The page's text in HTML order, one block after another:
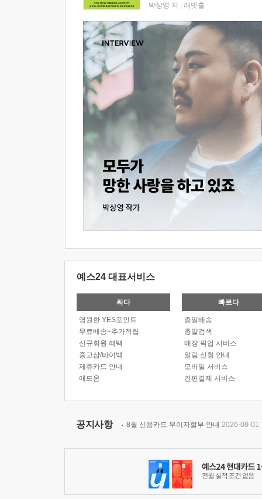
박상영 저 래빗홀
예스24 대표서비스
싸다
영원한 YES포인트
무료배송+추가적립
신규회원 혜택
중고샵/바이백
제휴카드 안내
애드온
빠르다
총알배송
총알검색
매장 픽업 서비스
알림 신청 안내
모바일 서비스
간편결제 서비스
공지사항 8월 신용카드 무이자할부 안내 2026-08-01